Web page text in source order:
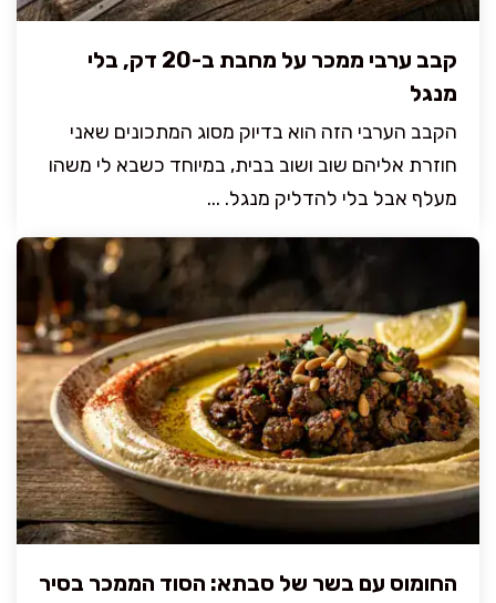
קבב ערבי ממכר על מחבת ב-20 דק, בלי
מנגל
הקבב הערבי הזה הוא בדיוק מסוג המתכונים שאני
חוזרת אליהם שוב ושוב בבית, במיוחד כשבא לי משהו
מעלף אבל בלי להדליק מנגל. ...
החומוס עם בשר של סבתא: הסוד הממכר בסיר